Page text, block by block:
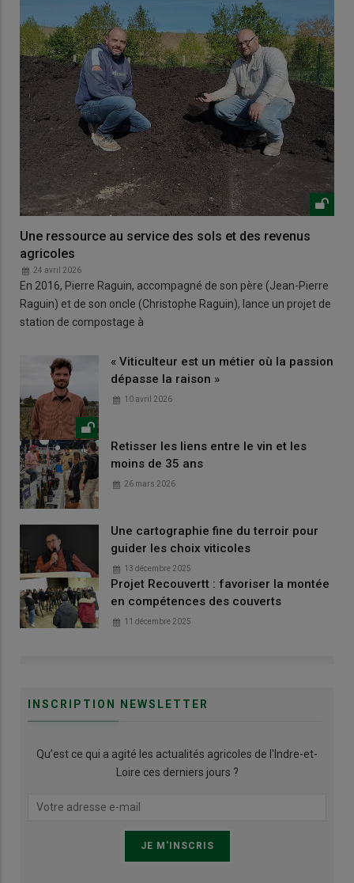
Une ressource au service des sols et des revenus
agricoles
24 avril 2026
En 2016, Pierre Raguin, accompagné de son père (Jean-Pierre
Raguin) et de son oncle (Christophe Raguin), lance un projet de
station de compostage à
« Viticulteur est un métier où la passion
dépasse la raison »
10 avril 2026
Retisser les liens entre le vin et les
moins de 35 ans
26 mars 2026
Une cartographie fine du terroir pour
guider les choix viticoles
13 décembre 2025
Projet Recouvertt : favoriser la montée
en compétences des couverts
11 décembre 2025
INSCRIPTION NEWSLETTER
Qu’est ce qui a agité les actualités agricoles de l'Indre-et-
Loire ces derniers jours ?